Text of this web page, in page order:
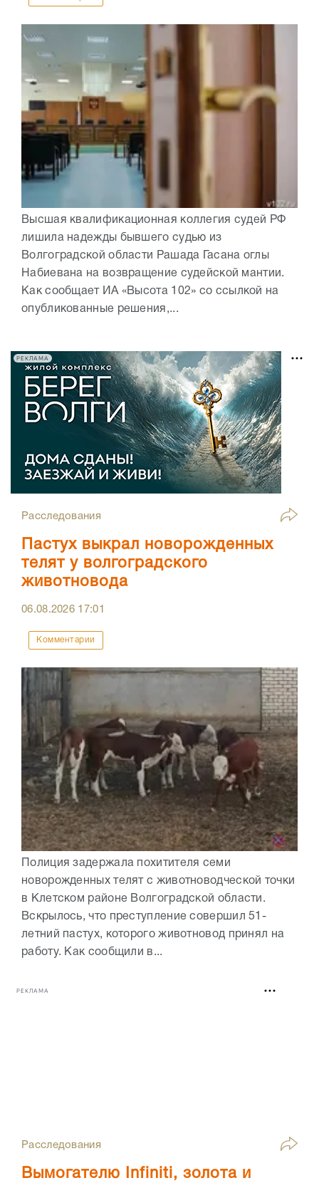
Высшая квалификационная коллегия судей РФ
лишила надежды бывшего судью из
Волгоградской области Рашада Гасана оглы
Набиевана на возвращение судейской мантии.
Как сообщает ИА «Высота 102» со ссылкой на
опубликованные решения,...
РЕКЛАМА
Расследования
Пастух выкрал новорожденных
телят у волгоградского
животновода
06.08.2026 17:01
Комментарии
Полиция задержала похитителя семи
новорожденных телят с животноводческой точки
в Клетском районе Волгоградской области.
Вскрылось, что преступление совершил 51-
летний пастух, которого животновод принял на
работу. Как сообщили в...
РЕКЛАМА
Расследования
Вымогателю Infiniti, золота и